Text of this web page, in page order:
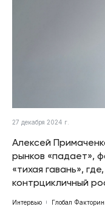
27 декабря 2024 г.
Алексей
рынков «падает»,
«тихая гавань»,
контрцикличный
Интервью Глобал